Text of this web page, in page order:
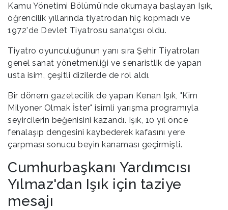
Kamu Yönetimi Bölümü'nde okumaya başlayan Işık,
öğrencilik yıllarında tiyatrodan hiç kopmadı ve
1972'de Devlet Tiyatrosu sanatçısı oldu.
Tiyatro oyunculuğunun yanı sıra Şehir Tiyatroları
genel sanat yönetmenliği ve senaristlik de yapan
usta isim, çeşitli dizilerde de rol aldı.
Bir dönem gazetecilik de yapan Kenan Işık, "Kim
Milyoner Olmak İster" isimli yarışma programıyla
seyircilerin beğenisini kazandı. Işık, 10 yıl önce
fenalaşıp dengesini kaybederek kafasını yere
çarpması sonucu beyin kanaması geçirmişti.
Cumhurbaşkanı Yardımcısı
Yılmaz'dan Işık için taziye
mesajı